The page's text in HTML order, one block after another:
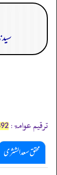
ترقیم عوامۃ:
محقق سعد الشثری